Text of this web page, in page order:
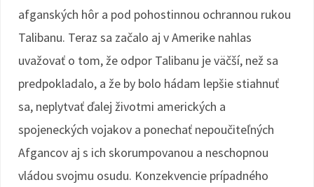
afganských hôr a pod pohostinnou ochrannou rukou
Talibanu. Teraz sa začalo aj v Amerike nahlas
uvažovať o tom, že odpor Talibanu je väčší, než sa
predpokladalo, a že by bolo hádam lepšie stiahnuť
sa, neplytvať ďalej životmi amerických a
spojeneckých vojakov a ponechať nepoučiteľných
Afgancov aj s ich skorumpovanou a neschopnou
vládou svojmu osudu. Konzekvencie prípadného